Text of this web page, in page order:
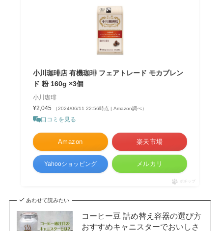
小川珈琲店 有機珈琲 フェアトレード モカブレン
ド 粉 160g ×3個
小川珈琲
¥2,045
（2024/06/11 22:56時点 | Amazon調べ）
口コミを見る
Amazon 楽天市場
Yahooショッピング メルカリ
ポチップ
あわせて読みたい
コーヒー豆 詰め替え容器の選び方
おすすめキャニスターでおいしさ